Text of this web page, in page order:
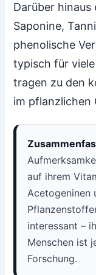
Darüber hinaus
Saponine,
phenolische
typisch für
tragen zu den
im pflanzlichen
auf ihrem
Acetogeninen
interessant –
Menschen ist
Forschung.